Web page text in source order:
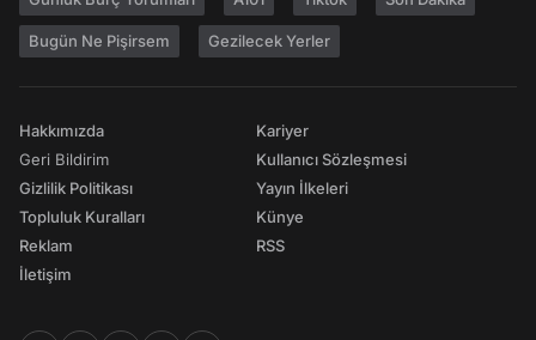
Bugün Ne Pişirsem Gezilecek Yerler
Hakkımızda
Geri Bildirim
Gizlilik Politikası
Topluluk Kuralları
Reklam
İletişim
Kariyer
Kullanıcı Sözleşmesi
Yayın İlkeleri
Künye
RSS